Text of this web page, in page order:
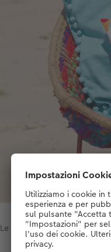
Le sedute con cuscini di